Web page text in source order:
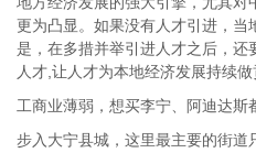
更为凸显。如果没有人才引进，当
是，在多措并举引进人才之后，
人才,让人才为本地经济发展持续做
工商业薄弱，想买李宁、阿迪达斯
步入大宁县城，这里最主要的街道